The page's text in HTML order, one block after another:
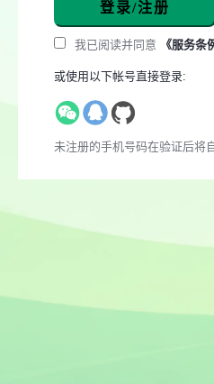
登录/注册
我已阅读并同意 《服务条
或使用以下帐号直接登录:
未注册的手机号码在验证后将